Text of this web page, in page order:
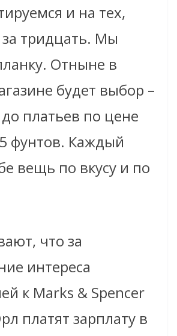
и на тех,
за тридцать. Мы
Отныне в
будет выбор –
платьев по цене
фунтов. Каждый
вещь по вкусу и по
что за
интереса
к Marks & Spencer
платят зарплату в